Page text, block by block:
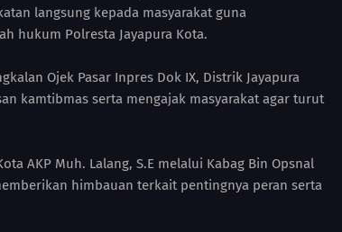
langsung kepada masyarakat guna
hukum Polresta Jayapura Kota.
Ojek Pasar Inpres Dok IX, Distrik Jayapura
kamtibmas serta mengajak masyarakat agar turut
AKP Muh. Lalang, S.E melalui Kabag Bin Opsnal
himbauan terkait pentingnya peran serta